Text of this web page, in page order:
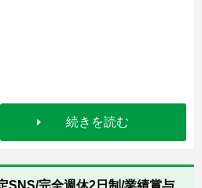
続きを読む
SNS/完全週休2日制/業績賞与